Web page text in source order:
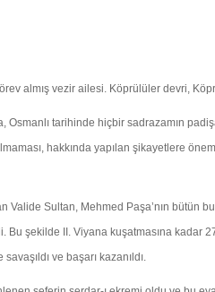
almış vezir ailesi. Köprülüler devri,
Osmanlı tarihinde hiçbir sadrazamın
hakkında yapılan şikayetlere
Valide Sultan, Mehmed Paşa’nın bütün
Bu şekilde II. Viyana kuşatmasına kadar
ve başarı kazanıldı.